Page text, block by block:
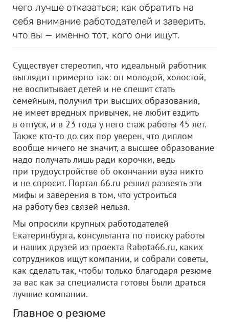
чего лучше отказаться; как обратить на
себя внимание работодателей и заверить,
что вы — именно тот, кого они ищут.
Существует стереотип, что идеальный работник
выглядит примерно так: он молодой, холостой,
не воспитывает детей и не спешит стать
семейным, получил три высших образования,
не имеет вредных привычек, не любит ездить
в отпуск, и в 23 года у него стаж работы 45 лет.
Также кто-то до сих пор уверен, что диплом
вообще ничего не значит, а высшее образование
надо получать лишь ради корочки, ведь
при трудоустройстве об окончании вуза никто
и не спросит. Портал 66.ru решил развеять эти
мифы и заверения в том, что устроиться
на работу без связей нельзя.
Мы опросили крупных работодателей
Екатеринбурга, консультанта по поиску работы
и наших друзей из проекта Rabota66.ru, каких
сотрудников ищут компании, и собрали советы,
как сделать так, чтобы только благодаря резюме
за вас как за специалиста готовы были драться
лучшие компании.
Главное о резюме